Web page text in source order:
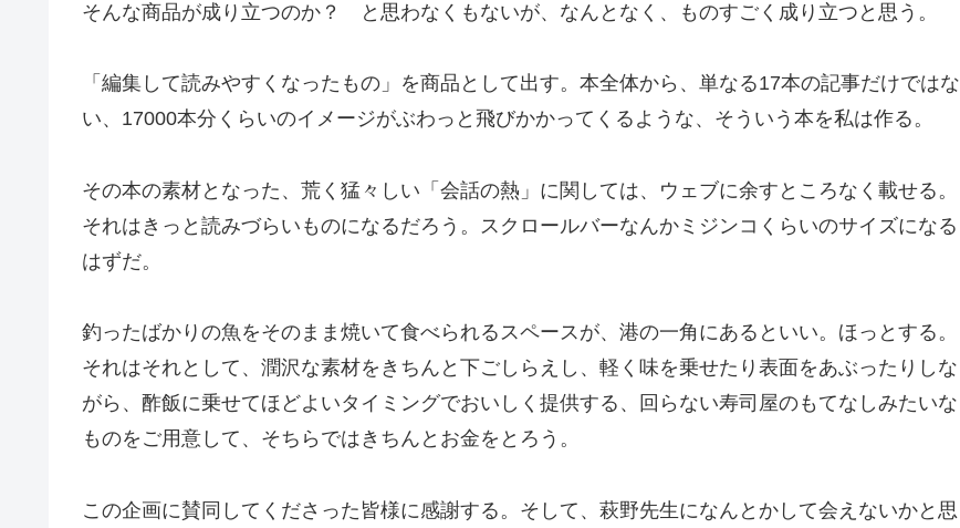
そんな商品が成り立つのか？ と思わなくもないが、なんとなく、ものすごく成り立つと思う。
「編集して読みやすくなったもの」を商品として出す。本全体から、単なる17本の記事だけではな
い、17000本分くらいのイメージがぶわっと飛びかかってくるような、そういう本を私は作る。
その本の素材となった、荒く猛々しい「会話の熱」に関しては、ウェブに余すところなく載せる。
それはきっと読みづらいものになるだろう。スクロールバーなんかミジンコくらいのサイズになる
はずだ。
釣ったばかりの魚をそのまま焼いて食べられるスペースが、港の一角にあるといい。ほっとする。
それはそれとして、潤沢な素材をきちんと下ごしらえし、軽く味を乗せたり表面をあぶったりしな
がら、酢飯に乗せてほどよいタイミングでおいしく提供する、回らない寿司屋のもてなしみたいな
ものをご用意して、そちらではきちんとお金をとろう。
この企画に賛同してくださった皆様に感謝する。そして、萩野先生になんとかして会えないかと思